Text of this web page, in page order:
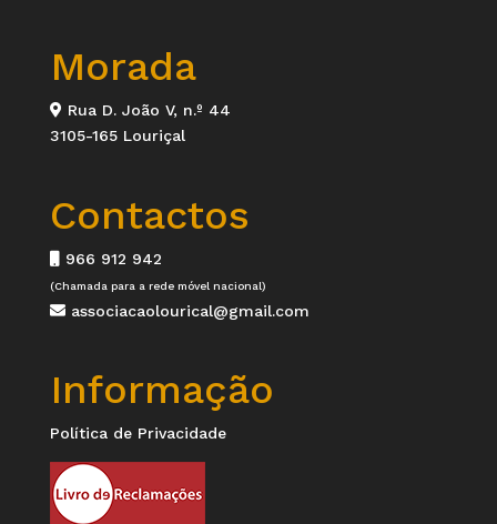
Morada
Rua D. João V, n.º 44
3105-165 Louriçal
Contactos
966 912 942
(Chamada para a rede móvel nacional)
associacaolourical@gmail.com
Informação
Política de Privacidade